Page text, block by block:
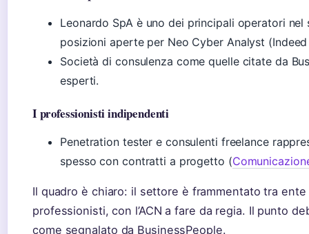
Leonardo SpA è uno dei principali operatori
posizioni aperte per Neo Cyber Analyst
Società di consulenza come quelle citate da
esperti.
I professionisti indipendenti
Penetration tester e consulenti freelance
spesso con contratti a progetto (
Il quadro è chiaro: il settore è frammentato tra
professionisti, con l’ACN a fare da regia. Il punto
come segnalato da BusinessPeople.